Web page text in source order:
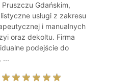
Gdańskim,
usługi z zakresu
i manualnych
oraz dekoltu. Firma
podejście do
...